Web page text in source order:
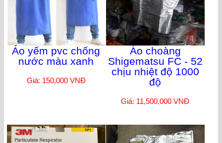
Áo yếm pvc chống
nước màu xanh
Giá: 150,000 VNĐ
Áo choàng
Shigematsu FC - 52
chịu nhiệt độ 1000
độ
Giá: 11,500,000 VNĐ